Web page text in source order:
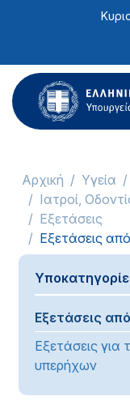
ιστότοπος
περιλαμβάνει
ένα
σύστημα
Αρχική Υγεία
Ιατροί,
Εξετάσεις
Εξετάσεις
Εξετάσεις
Εξετάσεις για
υπερήχων